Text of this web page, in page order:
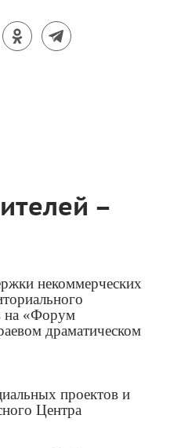
–
некоммерческих
на «Форум
драматическом
проектов и
Центра